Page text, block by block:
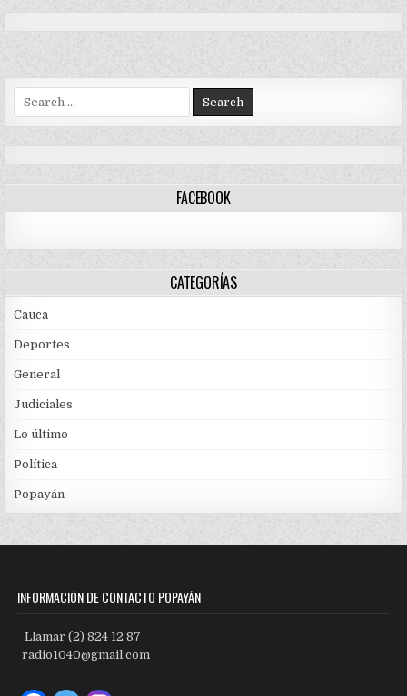
for:
FACEBOOK
CATEGORÍAS
Cauca
Deportes
General
Judiciales
Lo último
Política
Popayán
INFORMACIÓN DE CONTACTO POPAYÁN
Llamar (2) 824 12 87
radio1040@gmail.com